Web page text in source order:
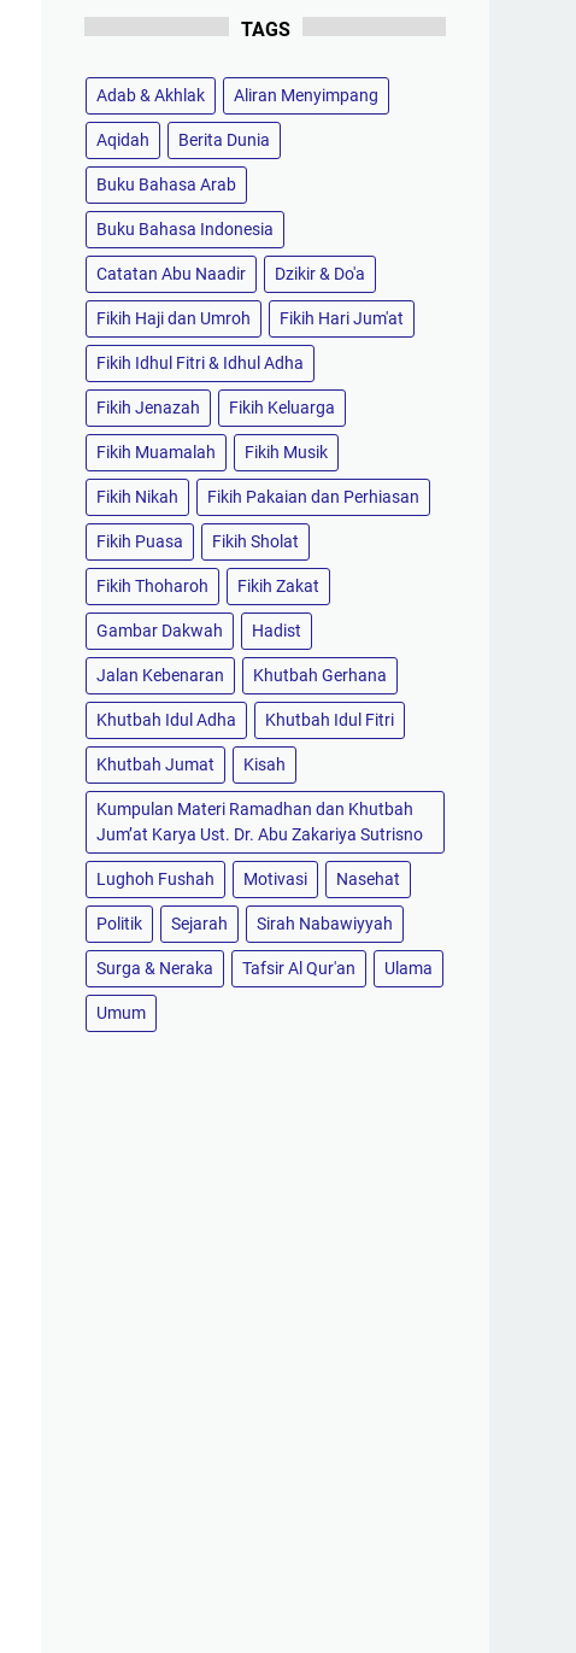
TAGS
Adab & Akhlak Aliran Menyimpang
Aqidah Berita Dunia
Buku Bahasa Arab
Buku Bahasa Indonesia
Catatan Abu Naadir Dzikir & Do'a
Fikih Haji dan Umroh Fikih Hari Jum'at
Fikih Idhul Fitri & Idhul Adha
Fikih Jenazah Fikih Keluarga
Fikih Muamalah Fikih Musik
Fikih Nikah Fikih Pakaian dan Perhiasan
Fikih Puasa Fikih Sholat
Fikih Thoharoh Fikih Zakat
Gambar Dakwah Hadist
Jalan Kebenaran Khutbah Gerhana
Khutbah Idul Adha Khutbah Idul Fitri
Khutbah Jumat Kisah
Kumpulan Materi Ramadhan dan Khutbah
Jum’at Karya Ust. Dr. Abu Zakariya Sutrisno
Lughoh Fushah Motivasi Nasehat
Politik Sejarah Sirah Nabawiyyah
Surga & Neraka Tafsir Al Qur'an Ulama
Umum